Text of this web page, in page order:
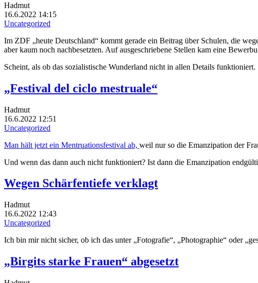
Hadmut
16.6.2022 14:15
Uncategorized
Im ZDF „heute Deutschland“ kommt gerade ein Beitrag über Schulen, die
aber kaum noch nachbesetzten. Auf ausgeschriebene Stellen kam eine
Scheint, als ob das sozialistische Wunderland nicht in allen Details funktioniert.
„Festival del ciclo mestruale“
Hadmut
16.6.2022 12:51
Uncategorized
Man hält jetzt ein Mentruationsfestival ab, weil nur so die Emanzipation der
Und wenn das dann auch nicht funktioniert? Ist dann die Emanzipation
Wegen Schärfentiefe verklagt
Hadmut
16.6.2022 12:43
Uncategorized
Ich bin mir nicht sicher, ob ich das unter „Fotografie“, „Photographie“ oder
„Birgits starke Frauen“ abgesetzt